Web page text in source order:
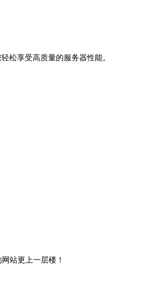
松享受高质量的服务器性能。
站更上一层楼！